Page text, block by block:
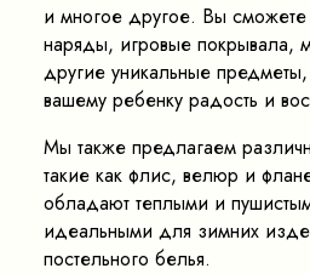
и многое другое. Вы
наряды, игровые покрывала,
другие уникальные
вашему ребенку радость и
Мы также предлагаем
такие как флис, велюр и
обладают теплыми и
идеальными для зимних
постельного белья.